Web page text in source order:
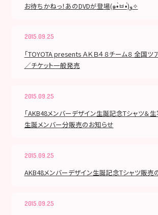
お待ちかねっ！あのDVDが登場(๑•̀ㅂ•́)و✧
2015.09.25
「TOYOTA presents ＡＫＢ４８チーム８ 全国ツ
／チケット一般発売
2015.09.25
「AKB48メンバーデザイン生誕記念Tシャツ＆生
生誕メンバー分販売のお知らせ
2015.09.25
AKB48メンバーデザイン生誕記念Tシャツ販売
2015.09.25